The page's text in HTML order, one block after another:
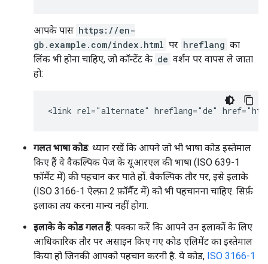
आपके पास https://en-
gb.example.com/index.html पर hreflang का
लिंक भी होना चाहिए, जो कॉन्टेंट के de वर्शन पर वापस ले जाता
हो:
<link rel="alternate" hreflang="de"
गलत भाषा कोड: ध्यान रखें कि आपने जो भी भाषा कोड इस्तेमाल
किए हैं वे वैकल्पिक पेज के यूआरएल की भाषा (ISO 639-1
फ़ॉर्मैट में) की पहचान कर पाते हों. वैकल्पिक तौर पर, इसे इलाके
(ISO 3166-1 ऐल्फ़ा 2 फ़ॉर्मैट में) को भी पहचानना चाहिए. सिर्फ़
इलाका तय करना मान्य नहीं होगा.
इलाके के कोड गलत हैं: पक्का करें कि आपने उन इलाकों के लिए
आधिकारिक तौर पर असाइन किए गए कोड एलिमेंट का इस्तेमाल
किया हो जिनकी आपको पहचान करनी है. ये कोड, ISO 3166-1